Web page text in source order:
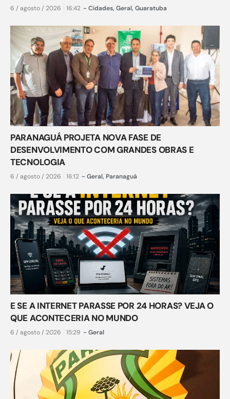
6 / agosto / 2026 16:42 - Cidades, Geral, Guaratuba
PARANAGUÁ PROJETA NOVA FASE DE
DESENVOLVIMENTO COM GRANDES OBRAS E
TECNOLOGIA
6 / agosto / 2026 16:12 - Geral, Paranaguá
E SE A INTERNET PARASSE POR 24 HORAS? VEJA O
QUE ACONTECERIA NO MUNDO
6 / agosto / 2026 15:29 - Geral